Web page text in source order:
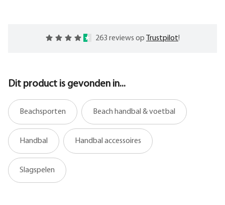
263 reviews op Trustpilot!
Dit product is gevonden in...
Beachsporten Beach handbal & voetbal
Handbal Handbal accessoires
Slagspelen